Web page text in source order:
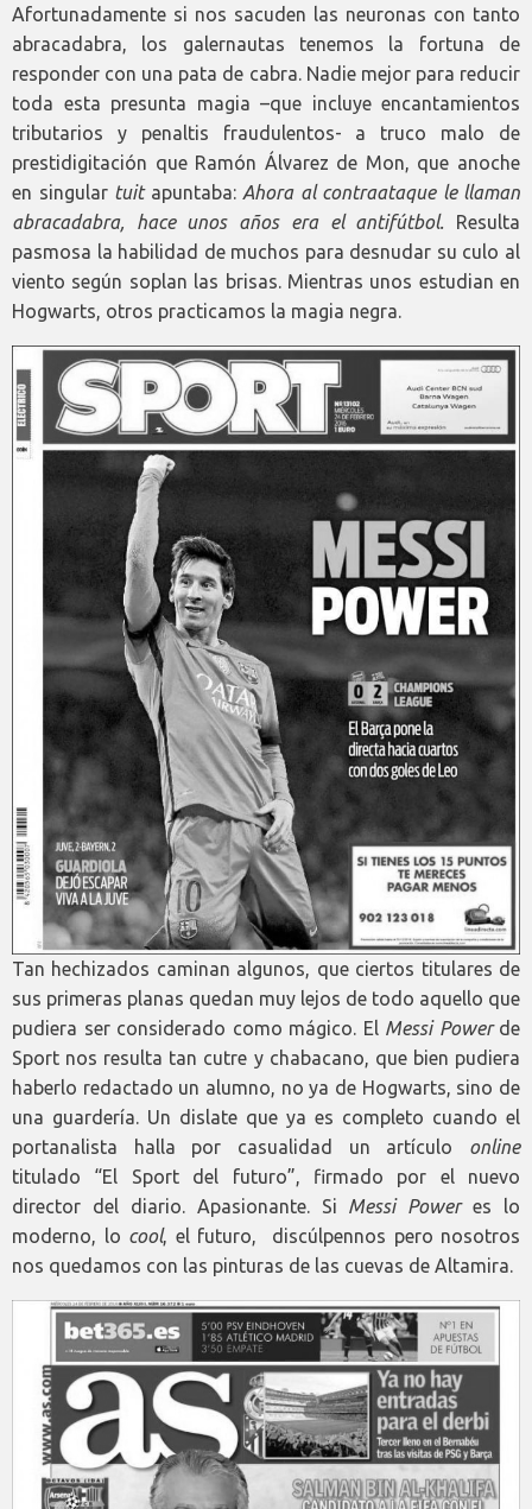
Afortunadamente si nos sacuden las neuronas con tanto
abracadabra, los galernautas tenemos la fortuna de
responder con una pata de cabra. Nadie mejor para reducir
toda esta presunta magia –que incluye encantamientos
tributarios y penaltis fraudulentos- a truco malo de
prestidigitación que Ramón Álvarez de Mon, que anoche
en singular tuitapuntaba: Ahora al contraataque le llaman
abracadabra, hace unos años era el antifútbol. Resulta
pasmosa la habilidad de muchos para desnudar su culo al
viento según soplan las brisas. Mientras unos estudian en
Hogwarts, otros practicamos la magia negra.
Tan hechizados caminan algunos, que ciertos titulares de
sus primeras planas quedan muy lejos de todo aquello que
pudiera ser considerado como mágico. El Messi Powerde
Sport nos resulta tan cutre y chabacano, que bien pudiera
haberlo redactado un alumno, no ya de Hogwarts, sino de
una guardería. Un dislate que ya es completo cuando el
portanalista halla por casualidad un artículo online
titulado “El Sport del futuro”, firmado por el nuevo
director del diario. Apasionante. Si Messi Poweres lo
moderno, lo cool, el futuro, discúlpennos pero nosotros
nos quedamos con las pinturas de las cuevas de Altamira.